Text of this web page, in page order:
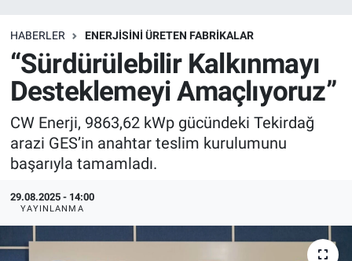
HABERLER ENERJISINI ÜRETEN FABRIKALAR
“Sürdürülebilir Kalkınmayı
Desteklemeyi Amaçlıyoruz”
CW Enerji, 9863,62 kWp gücündeki Tekirdağ
arazi GES’in anahtar teslim kurulumunu
başarıyla tamamladı.
29.08.2025 - 14:00
YAYINLANMA
Depolama Çözümleri
İnşaat ve Malzeme
HaberOrtak
EndüstriST
Enerjisini Üreten Fabrikalar
Endüstri 4.0 Uygulamaları